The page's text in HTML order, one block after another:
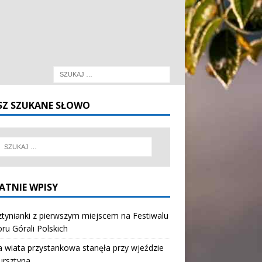
SZUKANE SŁOWO
WPISY
z pierwszym miejscem na Festiwalu
Górali Polskich
wiata przystankowa stanęła przy wjeździe